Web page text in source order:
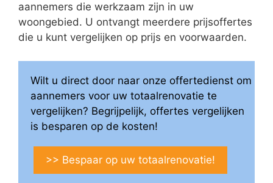
aannemers die werkzaam zijn in uw
woongebied. U ontvangt meerdere prijsoffertes
die u kunt vergelijken op prijs en voorwaarden.
Wilt u direct door naar onze offertedienst om
aannemers voor uw totaalrenovatie te
vergelijken? Begrijpelijk, offertes vergelijken
is besparen op de kosten!
>> Bespaar op uw totaalrenovatie!